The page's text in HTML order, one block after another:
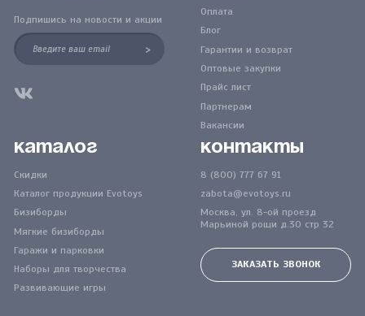
Подпишись на новости и акции
>
Оплата
Блог
Гарантии и возврат
Оптовые закупки
Прайс лист
Партнерам
Вакансии
Каталог
Скидки
Каталог продукции Evotoys
Бизиборды
Мягкие бизиборды
Гаражи и парковки
Наборы для творчества
Развивающие игры
Контакты
8 (800) 777 67 91
zabota@evotoys.ru
Москва, ул. 8-ой проезд
Марьиной рощи д.30 стр 32
ЗАКАЗАТЬ ЗВОНОК